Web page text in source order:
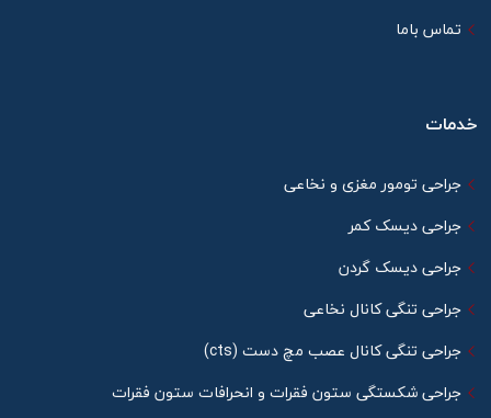
تماس باما
خدمات
جراحی تومور مغزی و نخاعی
جراحی دیسک کمر
جراحی دیسک گردن
جراحی تنگی کانال نخاعی
جراحی تنگی کانال عصب مچ دست (cts)
جراحی شکستگی ستون فقرات و انحرافات ستون فقرات